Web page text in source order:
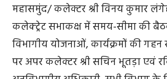
महासमुंद/ कलेक्टर श्री विनय कुमार
कलेक्ट्रेट सभाकक्ष में समय-सीमा की
विभागीय योजनाओं, कार्यक्रमों की
पर अपर कलेक्टर श्री सचिन भूतड़ा एवं